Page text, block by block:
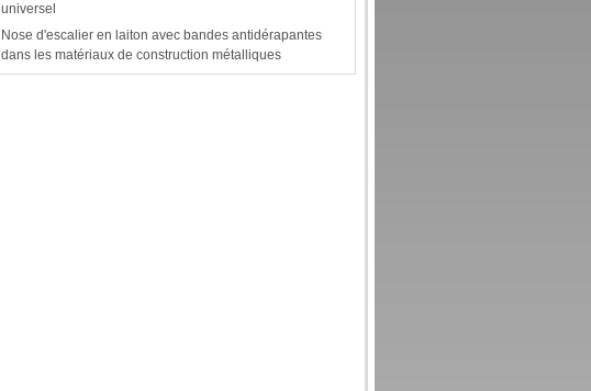
universel
Nose d'escalier en laiton avec bandes antidérapantes
dans les matériaux de construction métalliques